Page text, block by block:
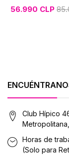
56.990 CLP
Club Hípico
Horas de
(Solo para